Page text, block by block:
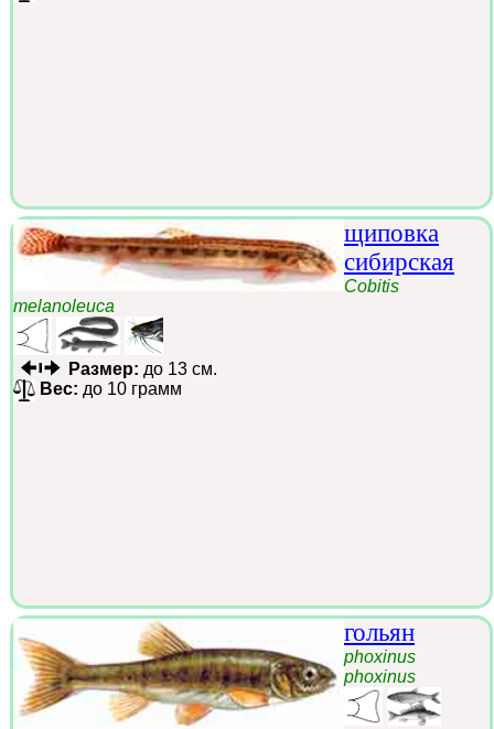
щиповка
сибирская
Cobitis
melanoleuca
Размер: до 13 см.
Вес: до 10 грамм
гольян
phoxinus
phoxinus